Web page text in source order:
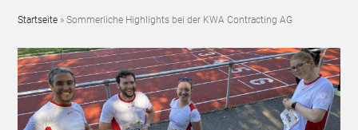
Startseite »Sommerliche Highlights bei der KWA Contracting AG